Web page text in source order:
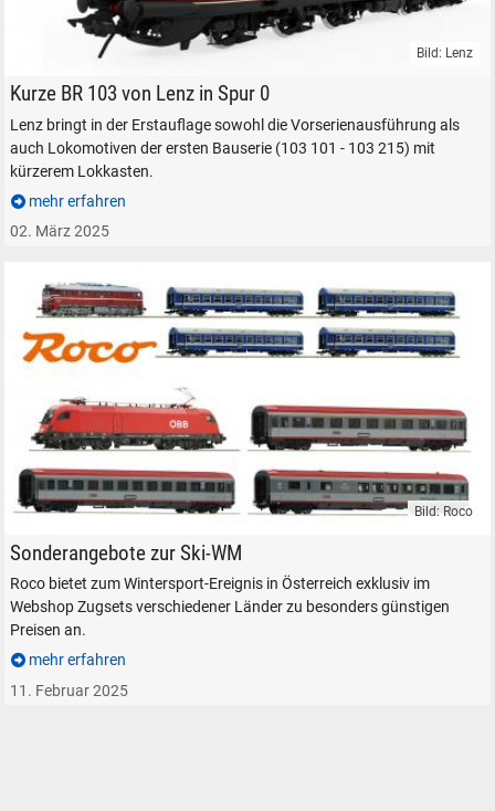
Lenz Elektrolokomotive DB BR 103 Spur 0 Modelleisenbahn
Bild: Lenz
Kurze BR 103 von Lenz in Spur 0
Lenz bringt in der Erstauflage sowohl die Vorserienausführung als
auch Lokomotiven der ersten Bauserie (103 101 - 103 215) mit
kürzerem Lokkasten.
mehr erfahren
02. März 2025
Roco Webshop WM-Aktion Zugsets Angebot Modelleisenbahn
Bild: Roco
Sonderangebote zur Ski-WM
Roco bietet zum Wintersport-Ereignis in Österreich exklusiv im
Webshop Zugsets verschiedener Länder zu besonders günstigen
Preisen an.
mehr erfahren
11. Februar 2025